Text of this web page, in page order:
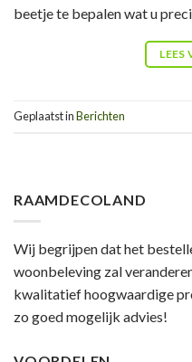
beetje te bepalen wat u
LEES
Geplaatst inBerichten
RAAMDECOLAND
Wij begrijpen dat het
woonbeleving zal
kwalitatief hoogwaardige
zo goed mogelijk advies!